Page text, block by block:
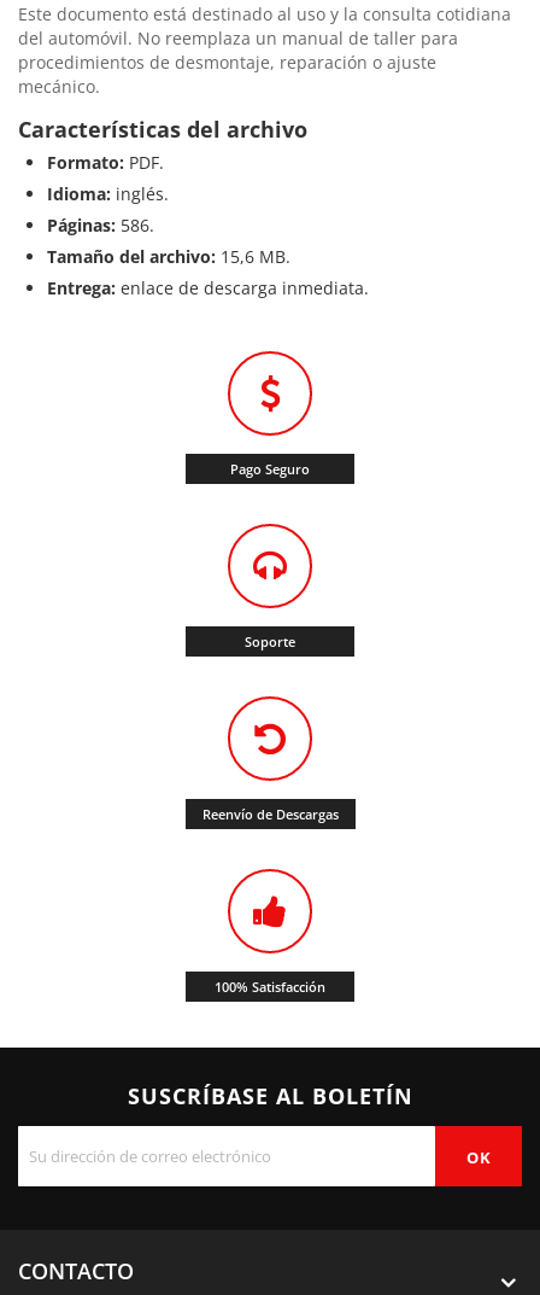
Este documento está destinado al uso y la consulta cotidiana
del automóvil. No reemplaza un manual de taller para
procedimientos de desmontaje, reparación o ajuste
mecánico.
Características del archivo
Formato: PDF.
Idioma: inglés.
Páginas: 586.
Tamaño del archivo: 15,6 MB.
Entrega: enlace de descarga inmediata.
Pago Seguro
Soporte
Reenvío de Descargas
100% Satisfacción
SUSCRÍBASE AL BOLETÍN
CONTACTO